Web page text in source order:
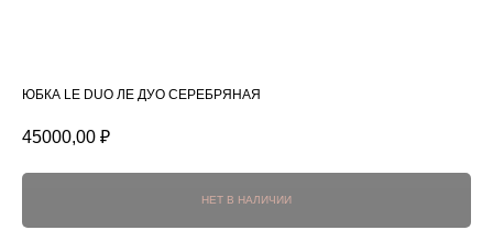
ЮБКА LE DUO ЛЕ ДУО СЕРЕБРЯНАЯ
45000,00 ₽